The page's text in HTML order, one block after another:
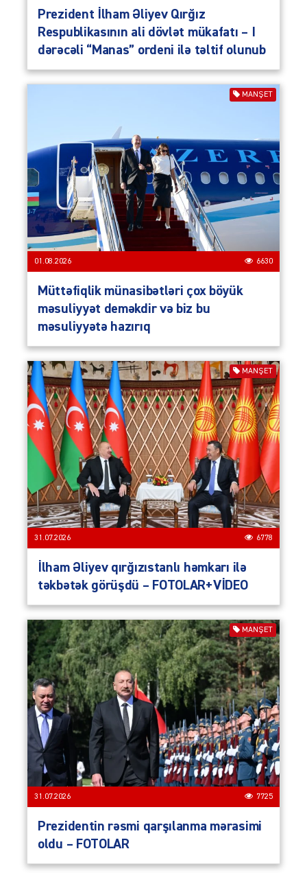
Prezident İlham Əliyev Qırğız
Respublikasının ali dövlət mükafatı – I
dərəcəli “Manas” ordeni ilə təltif olunub
MANŞET
01.08.2026 6630
Müttəfiqlik münasibətləri çox böyük
məsuliyyət deməkdir və biz bu
məsuliyyətə hazırıq
MANŞET
31.07.2026 6778
İlham Əliyev qırğızıstanlı həmkarı ilə
təkbətək görüşdü – FOTOLAR+VİDEO
MANŞET
31.07.2026 7725
Prezidentin rəsmi qarşılanma mərasimi
oldu – FOTOLAR